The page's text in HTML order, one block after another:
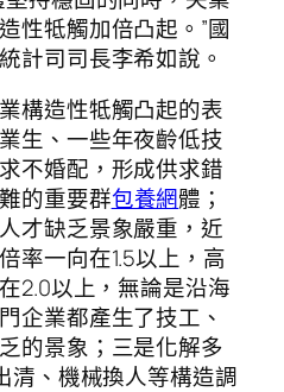
性牴觸加倍凸起。”國
計司司長李希如說。
造性牴觸凸起的表
生、一些年夜齡低技
不婚配，形成供求錯
難的重要群包養網體；
才缺乏景象嚴重，近
率一向在1.5以上，高
2.0以上，無論是沿海
企業都產生了技工、
的景象；三是化解多
清、機械換人等構造調